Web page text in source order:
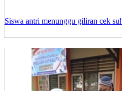
Siswa antri menunggu giliran cek